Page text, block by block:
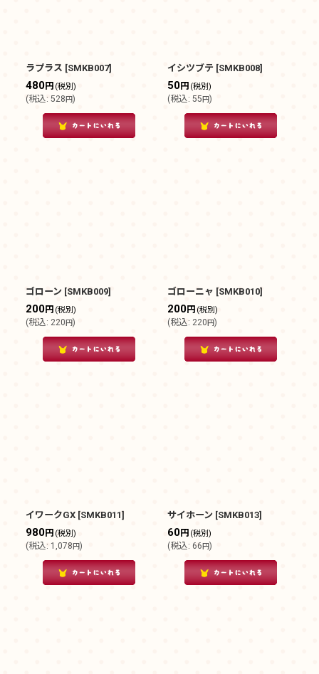
ラプラス [SMKB007]
480円 (税別)
(税込: 528円)
イシツブテ [SMKB008]
50円 (税別)
(税込: 55円)
ゴローン [SMKB009]
200円 (税別)
(税込: 220円)
ゴローニャ [SMKB010]
200円 (税別)
(税込: 220円)
イワークGX [SMKB011]
980円 (税別)
(税込: 1,078円)
サイホーン [SMKB013]
60円 (税別)
(税込: 66円)